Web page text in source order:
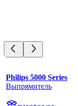
Philips 5000 Series
Выпрямитель